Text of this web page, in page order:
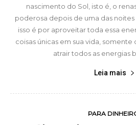
nascimento do Sol, isto é, o
poderosa depois de uma das noites
isso é por aproveitar toda essa
coisas únicas em sua vida,
atrair todos as energias
Leia mais
PARA